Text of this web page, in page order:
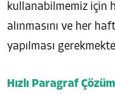
kullanabilmemiz için
alınmasını ve her
yapılması
Hızlı Paragraf